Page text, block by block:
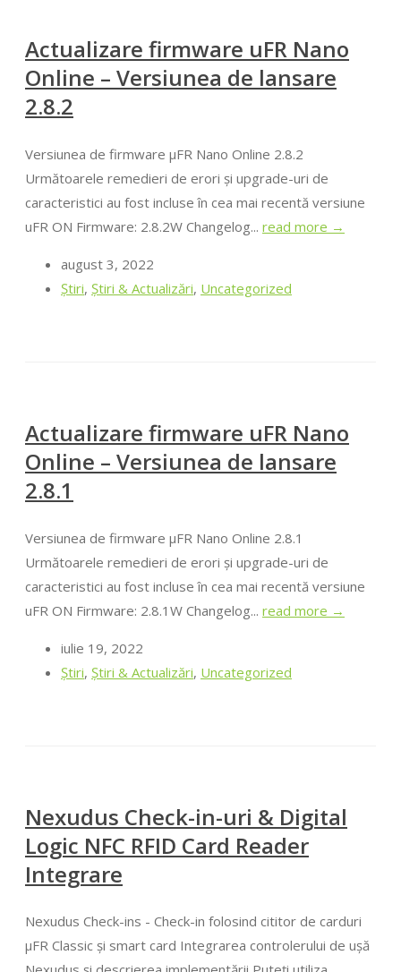
Actualizare firmware uFR Nano
Online – Versiunea de lansare
2.8.2
Versiunea de firmware μFR Nano Online 2.8.2
Următoarele remedieri de erori și upgrade-uri de
caracteristici au fost incluse în cea mai recentă versiune
uFR ON Firmware: 2.8.2W Changelog... read more →
august 3, 2022
Ştiri, Știri & Actualizări, Uncategorized
Actualizare firmware uFR Nano
Online – Versiunea de lansare
2.8.1
Versiunea de firmware μFR Nano Online 2.8.1
Următoarele remedieri de erori și upgrade-uri de
caracteristici au fost incluse în cea mai recentă versiune
uFR ON Firmware: 2.8.1W Changelog... read more →
iulie 19, 2022
Ştiri, Știri & Actualizări, Uncategorized
Nexudus Check-in-uri & Digital
Logic NFC RFID Card Reader
Integrare
Nexudus Check-ins - Check-in folosind cititor de carduri
μFR Classic și smart card Integrarea controlerului de ușă